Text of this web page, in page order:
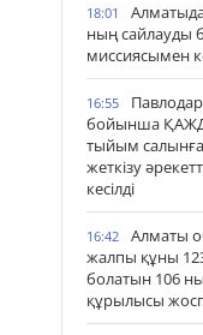
18:01
ның сайлауды
миссиясымен
16:55
бойынша ҚАЖД
тыйым
жеткізу
кесілді
16:42
Алматы
жалпы құны
болатын 106
құрылысы